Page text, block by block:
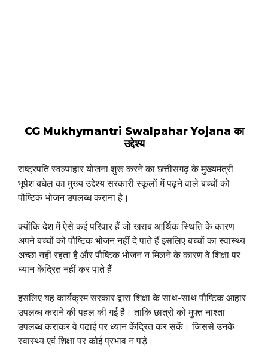
CG Mukhymantri Swalpahar Yojana का
उद्देश्य
राष्ट्रपति स्वल्पाहार योजना शुरू करने का छत्तीसगढ़ के मुख्यमंत्री
भूपेश बघेल का मुख्य उद्देश्य सरकारी स्कूलों में पढ़ने वाले बच्चों को
पौष्टिक भोजन उपलब्ध कराना है।
क्योंकि देश में ऐसे कई परिवार हैं जो खराब आर्थिक स्थिति के कारण
अपने बच्चों को पौष्टिक भोजन नहीं दे पाते हैं इसलिए बच्चों का स्वास्थ्य
अच्छा नहीं रहता है और पौष्टिक भोजन न मिलने के कारण वे शिक्षा पर
ध्यान केंद्रित नहीं कर पाते हैं
इसलिए यह कार्यक्रम सरकार द्वारा शिक्षा के साथ-साथ पौष्टिक आहार
उपलब्ध कराने की पहल की गई है। ताकि छात्रों को मुफ्त नाश्ता
उपलब्ध कराकर वे पढ़ाई पर ध्यान केंद्रित कर सकें। जिससे उनके
स्वास्थ्य एवं शिक्षा पर कोई प्रभाव न पड़े।